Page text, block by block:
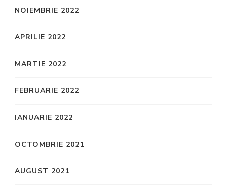
NOIEMBRIE 2022
APRILIE 2022
MARTIE 2022
FEBRUARIE 2022
IANUARIE 2022
OCTOMBRIE 2021
AUGUST 2021